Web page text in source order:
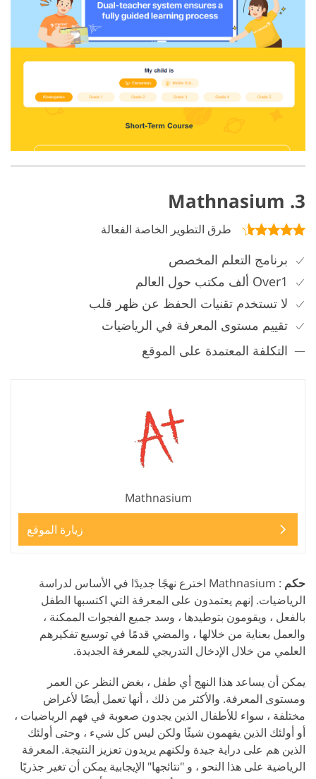
3. Mathnasium
طرق التطوير الخاصة الفعالة
برنامج التعلم المخصص
Over1 ألف مكتب حول العالم
لا تستخدم تقنيات الحفظ عن ظهر قلب
تقييم مستوى المعرفة في الرياضيات
التكلفة المعتمدة على الموقع
Mathnasium
زيارة الموقع
حكم
: Mathnasium اخترع نهجًا جديدًا في الأساس لدراسة
الرياضيات. إنهم يعتمدون على المعرفة التي اكتسبها الطفل
بالفعل ، ويقومون بتوطيدها ، وسد جميع الفجوات الممكنة ،
والعمل بعناية من خلالها ، والمضي قدمًا في توسيع تفكيرهم
العلمي من خلال الإدخال التدريجي للمعرفة الجديدة.
يمكن أن يساعد هذا النهج أي طفل ، بغض النظر عن العمر
ومستوى المعرفة. والأكثر من ذلك ، أنها تعمل أيضًا لأغراض
مختلفة ، سواء للأطفال الذين يجدون صعوبة في فهم الرياضيات ،
أو أولئك الذين يفهمون شيئًا ولكن ليس كل شيء ، وحتى أولئك
الذين هم على دراية جيدة ولكنهم يريدون تعزيز النتيجة. المعرفة
الرياضية على هذا النحو ، و "نتائجها" الإيجابية يمكن أن تغير جذريًا